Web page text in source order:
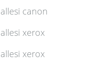
canon
xerox
xerox